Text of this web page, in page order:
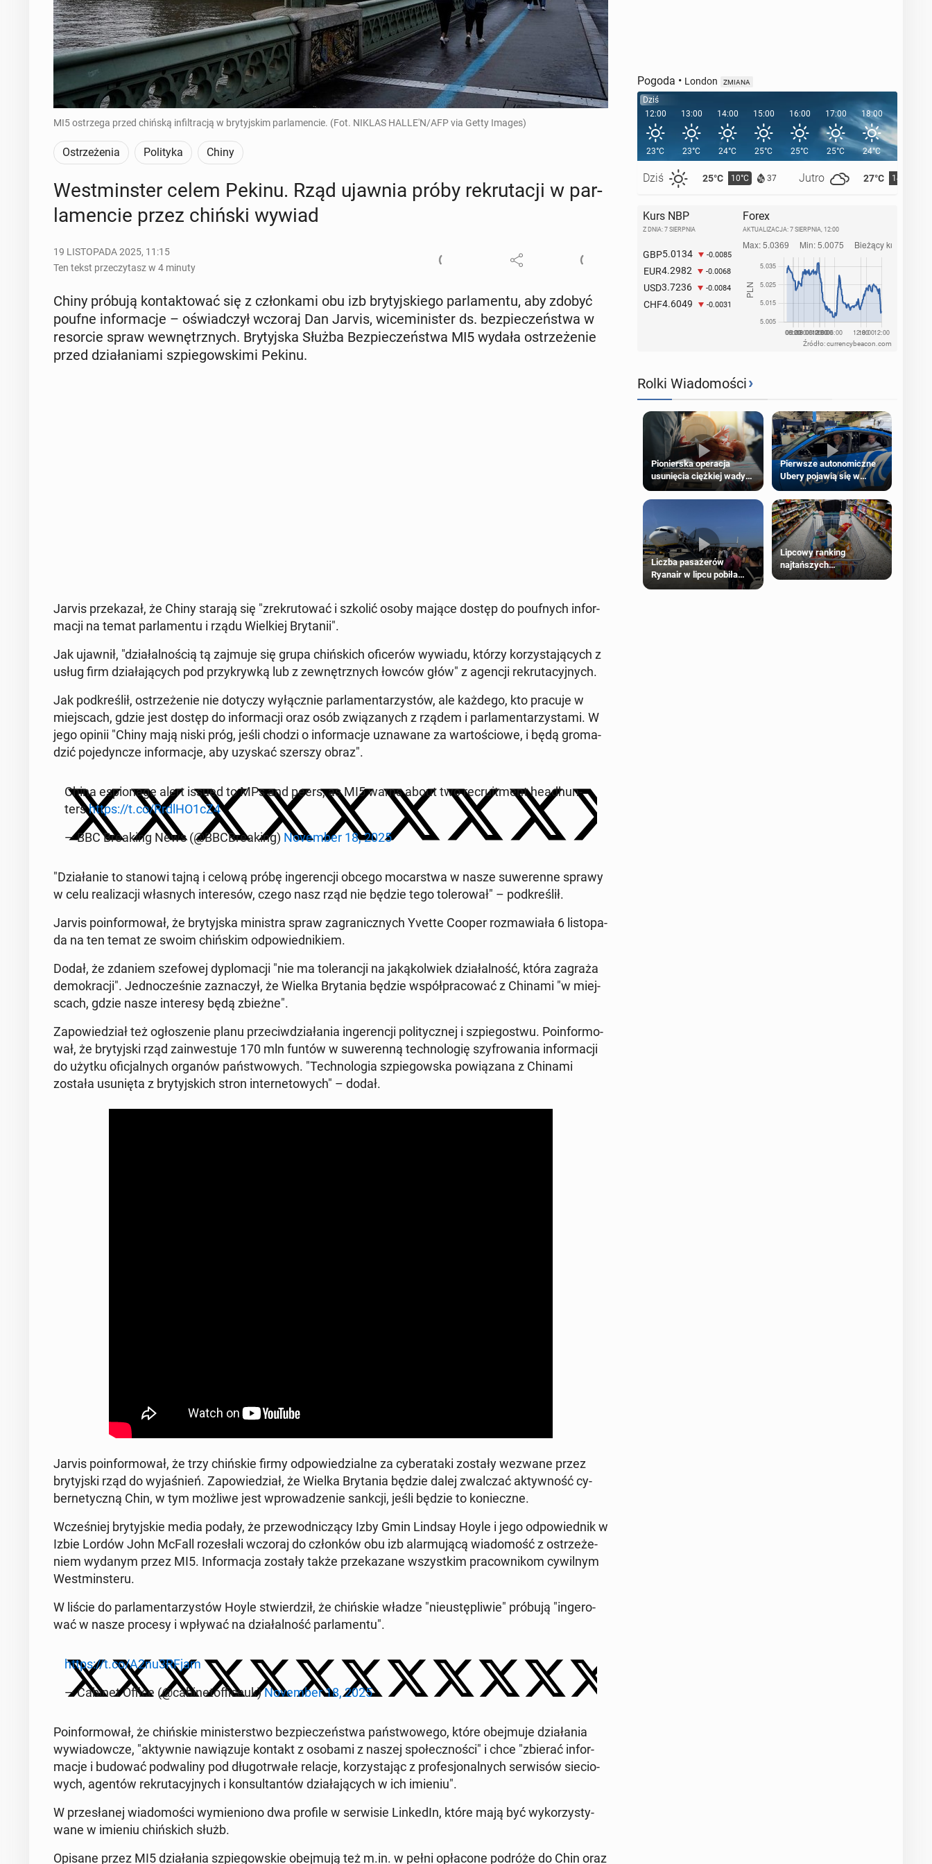
MI5 ostrzega przed chińską infiltracją w brytyjskim parlamencie. (Fot. NIKLAS HALLE'N/AFP via Getty Images)
Ostrzeżenia Polityka Chiny
West­min­ster celem Pekinu. Rząd ujawnia próby re­kru­ta­cji w par­
la­men­cie przez chiński wywiad
19 LISTOPADA 2025, 11:15
Ten tekst przeczytasz w 4 minuty
Chiny próbują kon­tak­to­wać się z człon­ka­mi obu izb bry­tyj­skie­go par­la­men­tu, aby zdobyć
poufne in­for­ma­cje – oświad­czył wczoraj Dan Jarvis, wi­ce­mi­ni­ster ds. bez­pie­czeń­stwa w
re­sor­cie spraw we­wnętrz­nych. Bry­tyj­ska Służba Bez­pie­czeń­stwa MI5 wydała ostrze­że­nie
przed dzia­ła­nia­mi szpie­gow­ski­mi Pekinu.
Jarvis prze­ka­zał, że Chiny starają się "zre­kru­to­wać i szkolić osoby mające dostęp do po­uf­nych in­for­
ma­cji na temat par­la­men­tu i rządu Wiel­kiej Bry­ta­nii".
Jak ujawnił, "dzia­łal­no­ścią tą zajmuje się grupa chiń­skich ofi­ce­rów wywiadu, którzy ko­rzy­sta­ją­cych z
usług firm dzia­ła­ją­cych pod przy­kryw­ką lub z ze­wnętrz­nych łowców głów" z agencji re­kru­ta­cyj­nych.
Jak pod­kre­ślił, ostrze­że­nie nie dotyczy wy­łącz­nie par­la­men­ta­rzy­stów, ale każdego, kto pracuje w
miej­scach, gdzie jest dostęp do in­for­ma­cji oraz osób zwią­za­nych z rządem i par­la­men­ta­rzy­sta­mi. W
jego opinii "Chiny mają niski próg, jeśli chodzi o in­for­ma­cje uzna­wa­ne za war­to­ścio­we, i będą gro­ma­
dzić po­je­dyn­cze in­for­ma­cje, aby uzyskać szerszy obraz".
China espio­na­ge alert issued to MPs and peers, as MI5 warns about two re­cru­it­ment he­adhun­
tershttps://t.co/RrdlHO1cZ4
— BBC Bre­aking News (@BBC­Bre­aking) No­vem­ber 18, 2025
"Dzia­ła­nie to stanowi tajną i celową próbę in­ge­ren­cji obcego mo­car­stwa w nasze su­we­ren­ne sprawy
w celu re­ali­za­cji wła­snych in­te­re­sów, czego nasz rząd nie będzie tego to­le­ro­wał" – pod­kre­ślił.
Jarvis po­in­for­mo­wał, że bry­tyj­ska mi­ni­stra spraw za­gra­nicz­nych Yvette Cooper roz­ma­wia­ła 6 li­sto­pa­
da na ten temat ze swoim chiń­skim od­po­wied­ni­kiem.
Dodał, że zdaniem sze­fo­wej dy­plo­ma­cji "nie ma to­le­ran­cji na ja­ką­kol­wiek dzia­łal­ność, która zagraża
de­mo­kra­cji". Jed­no­cze­śnie za­zna­czył, że Wielka Bry­ta­nia będzie współ­pra­co­wać z Chinami "w miej­
scach, gdzie nasze in­te­re­sy będą zbieżne".
Za­po­wie­dział też ogło­sze­nie planu prze­ciw­dzia­ła­nia in­ge­ren­cji po­li­tycz­nej i szpie­go­stwu. Po­in­for­mo­
wał, że bry­tyj­ski rząd za­in­we­stu­je 170 mln funtów w su­we­ren­ną tech­no­lo­gię szy­fro­wa­nia in­for­ma­cji
do użytku ofi­cjal­nych organów pań­stwo­wych. "Tech­no­lo­gia szpie­gow­ska po­wią­za­na z Chinami
została usu­nię­ta z bry­tyj­skich stron in­ter­ne­to­wych" – dodał.
Jarvis po­in­for­mo­wał, że trzy chiń­skie firmy od­po­wie­dzial­ne za cy­be­ra­ta­ki zostały wezwane przez
bry­tyj­ski rząd do wy­ja­śnień. Za­po­wie­dział, że Wielka Bry­ta­nia będzie dalej zwal­czać ak­tyw­ność cy­
ber­ne­tycz­ną Chin, w tym możliwe jest wpro­wa­dze­nie sankcji, jeśli będzie to ko­niecz­ne.
Wcze­śniej bry­tyj­skie media podały, że prze­wod­ni­czą­cy Izby Gmin Lindsay Hoyle i jego od­po­wied­nik w
Izbie Lordów John McFall ro­ze­sła­li wczoraj do człon­ków obu izb alar­mu­ją­cą wia­do­mość z ostrze­że­
niem wydanym przez MI5. In­for­ma­cja zostały także prze­ka­za­ne wszyst­kim pra­cow­ni­kom cy­wil­nym
West­min­ste­ru.
W liście do par­la­men­ta­rzy­stów Hoyle stwier­dził, że chiń­skie władze "nie­ustę­pli­wie" próbują "in­ge­ro­
wać w nasze procesy i wpływać na dzia­łal­ność par­la­men­tu".
https://t.co/A2nu3RFjam
— Cabinet Office (@ca­bi­ne­tof­fi­ceuk)No­vem­ber 18, 2025
Po­in­for­mo­wał, że chiń­skie mi­ni­ster­stwo bez­pie­czeń­stwa pań­stwo­we­go, które obej­mu­je dzia­ła­nia
wy­wia­dow­cze, "ak­tyw­nie na­wią­zu­je kontakt z osobami z naszej spo­łecz­no­ści" i chce "zbierać in­for­
ma­cje i budować pod­wa­li­ny pod dłu­go­trwa­łe relacje, ko­rzy­sta­jąc z pro­fe­sjo­nal­nych ser­wi­sów sie­cio­
wych, agentów re­kru­ta­cyj­nych i kon­sul­tan­tów dzia­ła­ją­cych w ich imieniu".
W prze­sła­nej wia­do­mo­ści wy­mie­nio­no dwa profile w ser­wi­sie Lin­ke­dIn, które mają być wy­ko­rzy­sty­
wa­ne w imieniu chiń­skich służb.
Opisane przez MI5 dzia­ła­nia szpie­gow­skie obej­mu­ją też m.in. w pełni opła­co­ne podróże do Chin oraz
Pogoda • London ZMIANA
Dziś
12:00
23°C
Dziś 25°C 10°C 37 Jutro 27°C 14°C
13:00
23°C
14:00
24°C
15:00
25°C
16:00
25°C
17:00
25°C
18:00
24°C
19:00
Kurs NBP
Z DNIA: 7 SIERPNIA
GBP5.0134 -0.0085
EUR4.2982 -0.0068
USD3.7236 -0.0084
CHF4.6049 -0.0031
Forex
AKTUALIZACJA: 7 SIERPNIA, 12:00
Źródło: currencybeacon.com
Rolki Wiadomości›
Pionierska operacja
usunięcia ciężkiej wady
wrodzonej płodu w łonie
matki
Pierwsze autonomiczne
Ubery pojawią się w
Londynie jeszcze tego
lata
Liczba pasażerów
Ryanair w lipcu pobiła
rekord
Lipcowy ranking
najtańszych
supermarketów